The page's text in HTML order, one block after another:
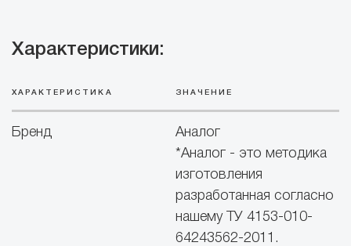
Характеристики:
ХАРАКТЕРИСТИКА ЗНАЧЕНИЕ
Бренд
Аналог
*Аналог - это методика
изготовления
разработанная согласно
нашему ТУ 4153-010-
64243562-2011.